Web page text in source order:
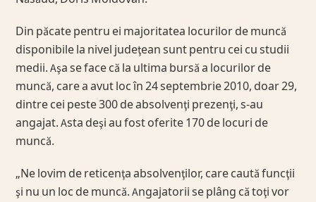
Din păcate pentru ei majoritatea locurilor de muncă
disponibile la nivel judeţean sunt pentru cei cu studii
medii. Aşa se face că la ultima bursă a locurilor de
muncă, care a avut loc în 24 septembrie 2010, doar 29,
dintre cei peste 300 de absolvenţi prezenţi, s-au
angajat. Asta deşi au fost oferite 170 de locuri de
muncă.
„Ne lovim de reticenţa absolvenţilor, care caută funcţii
şi nu un loc de muncă. Angajatorii se plâng că toţi vor